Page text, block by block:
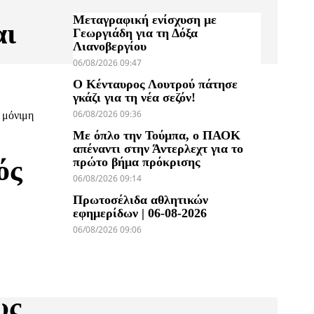
Μεταγραφική ενίσχυση με
Γεωργιάδη για τη Δόξα
Λιανοβεργίου
06/08/2026 09:47
Ο Κένταυρος Λουτρού πάτησε
γκάζι για τη νέα σεζόν!
06/08/2026 09:36
Με όπλο την Τούμπα, ο ΠΑΟΚ
απέναντι στην Άντερλεχτ για το
πρώτο βήμα πρόκρισης
06/08/2026 09:14
Πρωτοσέλιδα αθλητικών
εφημερίδων | 06-08-2026
06/08/2026 09:06